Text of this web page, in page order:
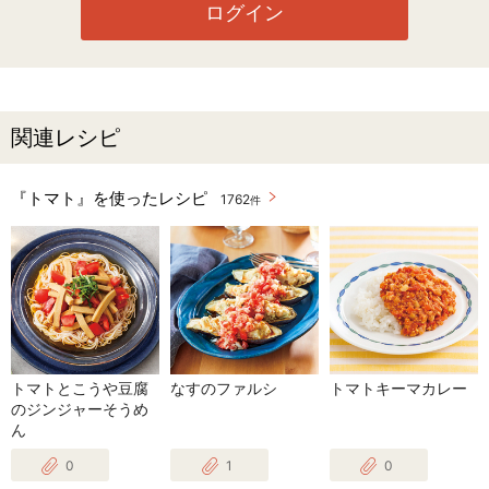
ログイン
関連レシピ
『トマト』を使ったレシピ 1762件
トマトとこうや豆腐
のジンジャーそうめ
ん
0
なすのファルシ
1
トマトキーマカレー
0